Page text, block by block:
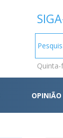
OPINIÃO